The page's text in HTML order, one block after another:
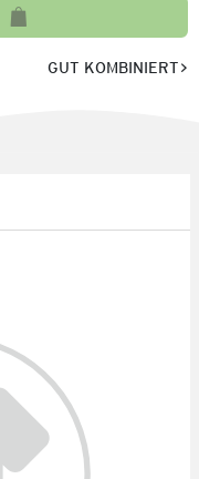
GUT KOMBINIERT